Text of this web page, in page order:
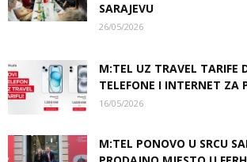
SARAJEVU
26/05/2026
M:TEL UZ TRAVEL TARIFE
TELEFONE I INTERNET ZA
16/05/2026
M:TEL PONOVO U SRCU